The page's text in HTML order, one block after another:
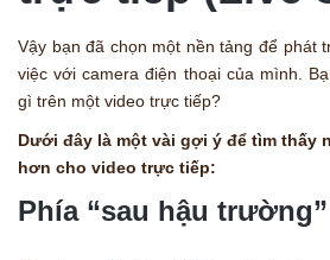
Vậy bạn đã chọn một nền tảng để phát
việc với camera điện thoại của mình.
gì trên một video trực tiếp?
Dưới đây là một vài gợi ý để tìm thấy
hơn cho video trực tiếp:
Phía “sau hậu trường”